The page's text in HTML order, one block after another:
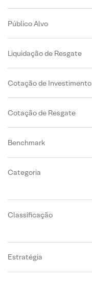
Público Alvo
Liquidação de Resgate
Cotação de Investimento
Cotação de Resgate
Benchmark
Categoria
Classificação
Estratégia